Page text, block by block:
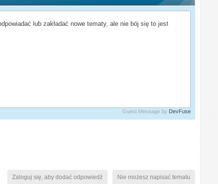
lub zakładać nowe tematy, ale nie bój się to jest
Guest Message by DevFuse
Nie możesz napisać tematu
Zaloguj się, aby dodać odpowiedź